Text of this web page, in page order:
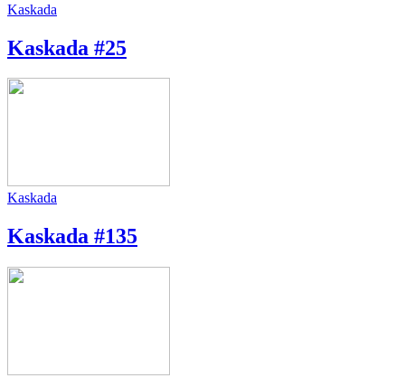
Kaskada
Kaskada #25
Kaskada
Kaskada #135